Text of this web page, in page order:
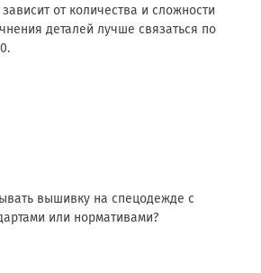
от количества и сложности
деталей лучше связаться по
вышивку на спецодежде с
или нормативами?